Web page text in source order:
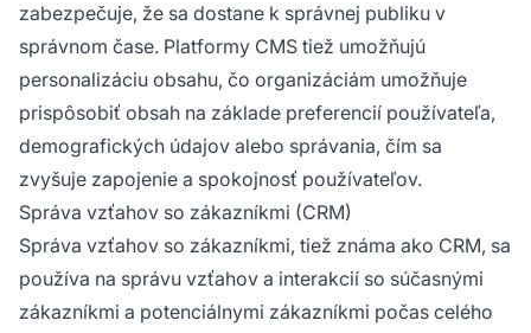
zabezpečuje, že sa dostane k správnej publiku v
správnom čase. Platformy CMS tiež umožňujú
personalizáciu obsahu, čo organizáciám umožňuje
prispôsobiť obsah na základe preferencií používateľa,
demografických údajov alebo správania, čím sa
zvyšuje zapojenie a spokojnosť používateľov.
Správa vzťahov so zákazníkmi (CRM)
Správa vzťahov so zákazníkmi, tiež známa ako CRM, sa
používa na správu vzťahov a interakcií so súčasnými
zákazníkmi a potenciálnymi zákazníkmi počas celého